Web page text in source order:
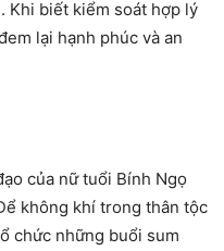
Khi biết kiểm soát hợp lý
lại hạnh phúc và an
của nữ tuổi Bính Ngọ
không khí trong thân tộc
chức những buổi sum